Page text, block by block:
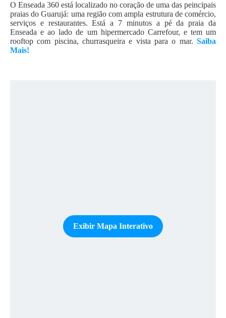
O Enseada 360 está localizado no coração de uma das peincipais
praias do Guarujá: uma região com ampla estrutura de comércio,
serviços e restaurantes. Está a 7 minutos a pé da praia da
Enseada e ao lado de um hipermercado Carrefour, e tem um
rooftop com piscina, churrasqueira e vista para o mar. Saiba
Mais!
Exibir Mapa Interativo